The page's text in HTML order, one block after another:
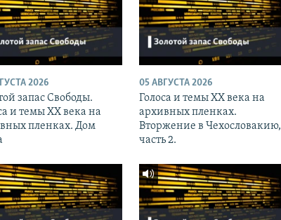
2026
запас Свободы.
и темы XX века на
пленках. Дом
05 АВГУСТА 2026
Голоса и темы XX века на
архивных пленках.
Вторжение в Чехословакию,
часть 2.